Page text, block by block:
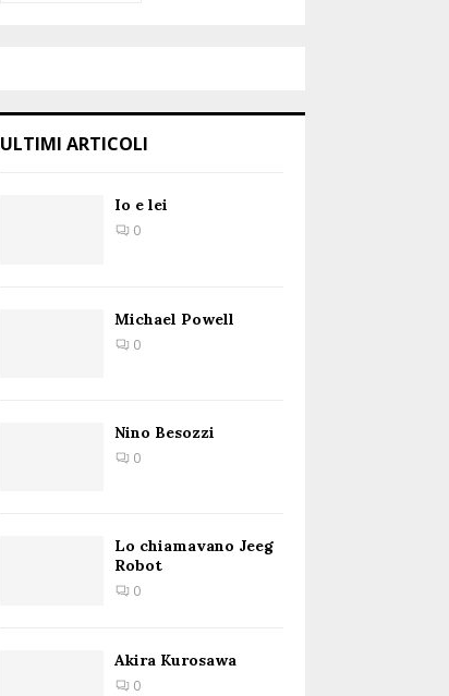
ULTIMI ARTICOLI
Io e lei
0
Michael Powell
0
Nino Besozzi
0
Lo chiamavano Jeeg
Robot
0
Akira Kurosawa
0